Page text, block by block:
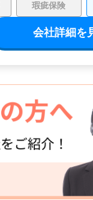
瑕疵保険
会社詳細を